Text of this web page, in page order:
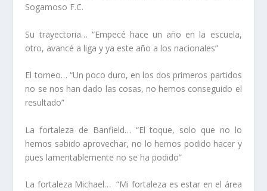
Sogamoso F.C.
Su trayectoria… “Empecé hace un año en la escuela,
otro, avancé a liga y ya este año a los nacionales”
El torneo… “Un poco duro, en los dos primeros partidos
no se nos han dado las cosas, no hemos conseguido el
resultado”
La fortaleza de Banfield… “El toque, solo que no lo
hemos sabido aprovechar, no lo hemos podido hacer y
pues lamentablemente no se ha podido”
La fortaleza Michael…“Mi fortaleza es estar en el área